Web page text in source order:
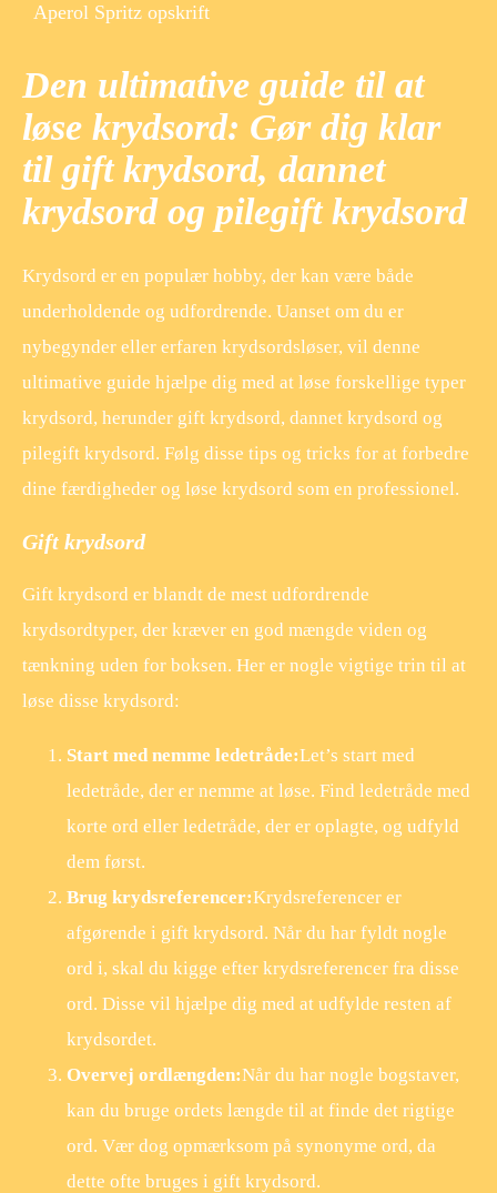
Aperol Spritz opskrift
Den ultimative guide til at
løse krydsord: Gør dig klar
til gift krydsord, dannet
krydsord og pilegift krydsord
Krydsord er en populær hobby, der kan være både
underholdende og udfordrende. Uanset om du er
nybegynder eller erfaren krydsordsløser, vil denne
ultimative guide hjælpe dig med at løse forskellige typer
krydsord, herunder gift krydsord, dannet krydsord og
pilegift krydsord. Følg disse tips og tricks for at forbedre
dine færdigheder og løse krydsord som en professionel.
Gift krydsord
Gift krydsord er blandt de mest udfordrende
krydsordtyper, der kræver en god mængde viden og
tænkning uden for boksen. Her er nogle vigtige trin til at
løse disse krydsord:
Start med nemme ledetråde:Let’s start med
ledetråde, der er nemme at løse. Find ledetråde med
korte ord eller ledetråde, der er oplagte, og udfyld
dem først.
Brug krydsreferencer:Krydsreferencer er
afgørende i gift krydsord. Når du har fyldt nogle
ord i, skal du kigge efter krydsreferencer fra disse
ord. Disse vil hjælpe dig med at udfylde resten af
krydsordet.
Overvej ordlængden:Når du har nogle bogstaver,
kan du bruge ordets længde til at finde det rigtige
ord. Vær dog opmærksom på synonyme ord, da
dette ofte bruges i gift krydsord.